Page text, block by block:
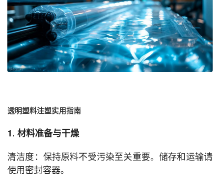
透明塑料注塑实用指南
1. 材料准备与干燥
清洁度：保持原料不受污染至关重要。储存和运输请
使用密封容器。